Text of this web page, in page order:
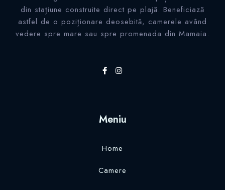
din stațiune construite direct pe plajă. Beneficiază
astfel de o poziționare deosebită, camerele având
vedere spre mare sau spre promenada din Mamaia.
Meniu
Home
Camere